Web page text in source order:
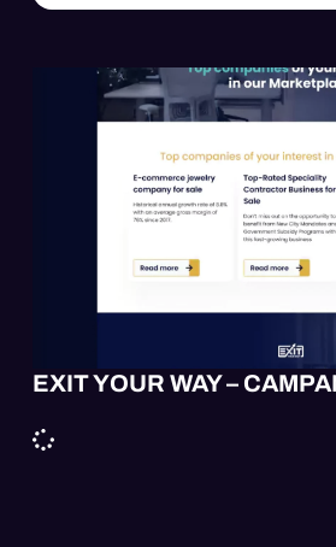
EMAIL HUBSPOT
EXIT YOUR WAY –